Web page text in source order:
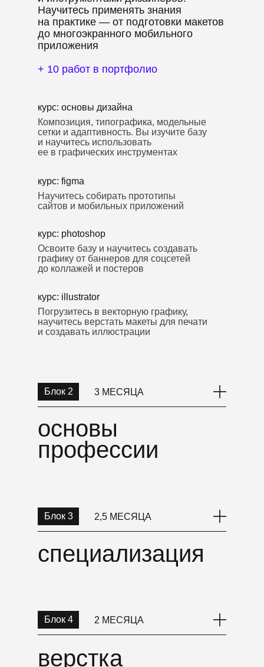
Научитесь применять знания
на практике — от подготовки макетов
до многоэкранного мобильного
приложения
+ 10 работ в портфолио
курс: figma
Научитесь собирать прототипы
сайтов и мобильных приложений
курс: основы дизайна
Композиция, типографика, модельные
сетки и адаптивность. Вы изучите базу
и научитесь использовать
ее в графических инструментах
курс: illustrator
Погрузитесь в векторную графику,
научитесь верстать макеты для печати
и создавать иллюстрации
курс: photoshop
Освоите базу и научитесь создавать
графику от баннеров для соцсетей
до коллажей и постеров
основы
профессии
3 МЕСЯЦА
Блок 2
специализация
2,5 МЕСЯЦА
Блок 3
верстка
2 МЕСЯЦА
Блок 4